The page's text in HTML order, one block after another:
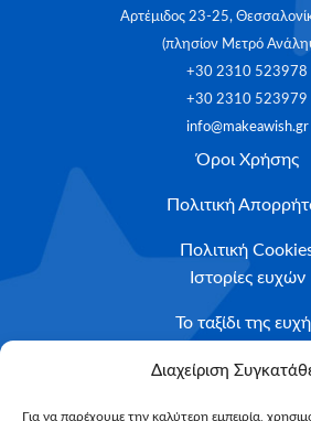
Διαχείριση
Για να παρέχουμε την καλύτερη εμπειρία,
Αρτέμιδος 23-25,
(πλησίον Μετρό
+30 2310 523978
+30 2310 523979
info@makeawish.gr
Όροι Χρήσης
Πολιτική
Πολιτική
Ιστορίες ευχών
Το ταξίδι της
Κριτήρια
Υποβολή